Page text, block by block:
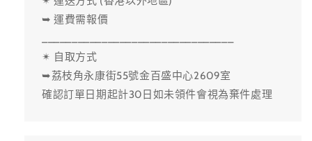
➥ 運費需報價
✴ 自取方式
➥荔枝角永康街55號金百盛中心2609室
確認訂單日期起計30日如未領件會視為棄件處理